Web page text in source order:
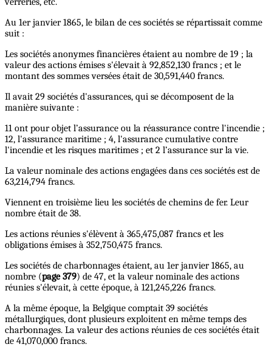
Au 1er janvier 1865, le bilan de ces sociétés se répartissait comme
suit :
Les sociétés anonymes financières étaient au nombre de 19 ; la
valeur des actions émises s'élevait à 92,852,130 francs ; et le
montant des sommes versées était de 30,591,440 francs.
Il avait 29 sociétés d'assurances, qui se décomposent de la
manière suivante :
11 ont pour objet l’assurance ou la réassurance contre l'incendie ;
12, l'assurance maritime ; 4, l'assurance cumulative contre
l'incendie et les risques maritimes ; et 2 l’assurance sur la vie.
La valeur nominale des actions engagées dans ces sociétés est de
63,214,794 francs.
Viennent en troisième lieu les sociétés de chemins de fer. Leur
nombre était de 38.
Les actions réunies s'élèvent à 365,475,087 francs et les
obligations émises à 352,750,475 francs.
Les sociétés de charbonnages étaient, au 1er janvier 1865, au
nombre (page 379) de 47, et la valeur nominale des actions
réunies s'élevait, à cette époque, à 121,245,226 francs.
A la même époque, la Belgique comptait 39 sociétés
métallurgiques, dont plusieurs exploitent en même temps des
charbonnages. La valeur des actions réunies de ces sociétés était
de 41,070,000 francs.